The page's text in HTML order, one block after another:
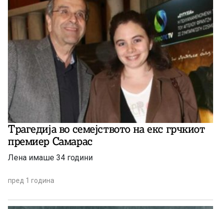
Трагедија во семејството на екс грчкиот
премиер Самарас
Лена имаше 34 години
пред 1 година